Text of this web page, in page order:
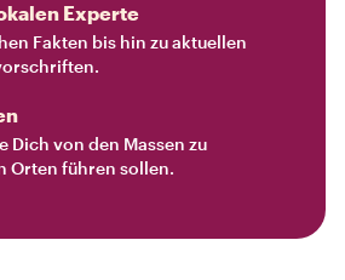
Experte
Fakten bis hin zu aktuellen
Dich von den Massen zu
Orten führen sollen.